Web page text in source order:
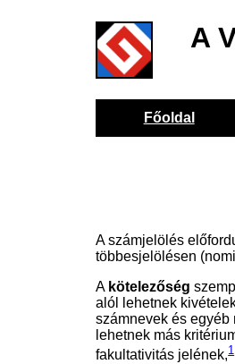
A
Főoldal
A számjelölés
többesjelölésen
A kötelezőség
alól lehetnek
számnevek és
lehetnek más
fakultativitás jelének,1